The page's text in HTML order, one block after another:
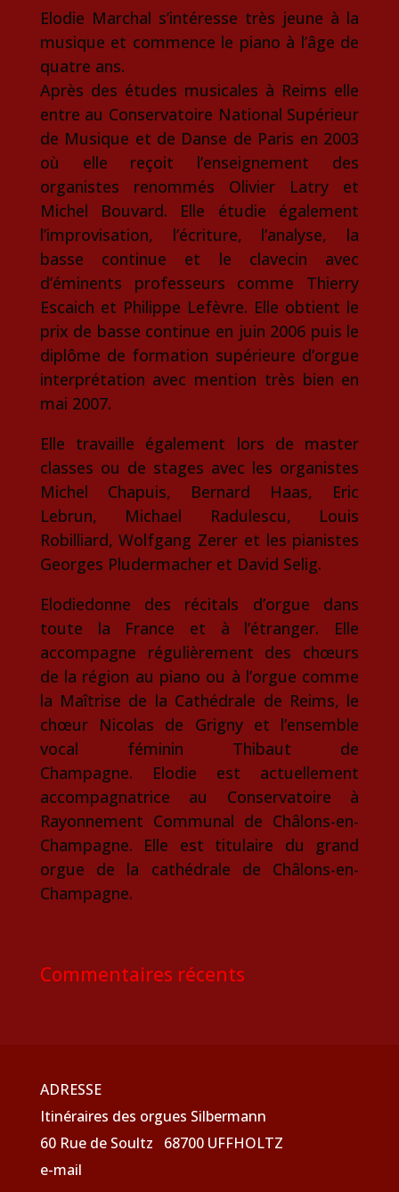
Elodie Marchal s’intéresse très jeune à la
musique et commence le piano à l’âge de
quatre ans.
Après des études musicales à Reims elle
entre au Conservatoire National Supérieur
de Musique et de Danse de Paris en 2003
où elle reçoit l’enseignement des
organistes renommés Olivier Latry et
Michel Bouvard. Elle étudie également
l’improvisation, l’écriture, l’analyse, la
basse continue et le clavecin avec
d’éminents professeurs comme Thierry
Escaich et Philippe Lefèvre. Elle obtient le
prix de basse continue en juin 2006 puis le
diplôme de formation supérieure d’orgue
interprétation avec mention très bien en
mai 2007.
Elle travaille également lors de master
classes ou de stages avec les organistes
Michel Chapuis, Bernard Haas, Eric
Lebrun, Michael Radulescu, Louis
Robilliard, Wolfgang Zerer et les pianistes
Georges Pludermacher et David Selig.
Elodiedonne des récitals d’orgue dans
toute la France et à l’étranger. Elle
accompagne régulièrement des chœurs
de la région au piano ou à l’orgue comme
la Maîtrise de la Cathédrale de Reims, le
chœur Nicolas de Grigny et l’ensemble
vocal féminin Thibaut de
Champagne. Elodie est actuellement
accompagnatrice au Conservatoire à
Rayonnement Communal de Châlons-en-
Champagne. Elle est titulaire du grand
orgue de la cathédrale de Châlons-en-
Champagne.
Commentaires récents
ADRESSE
Itinéraires des orgues Silbermann
60 Rue de Soultz 68700 UFFHOLTZ
e-mail